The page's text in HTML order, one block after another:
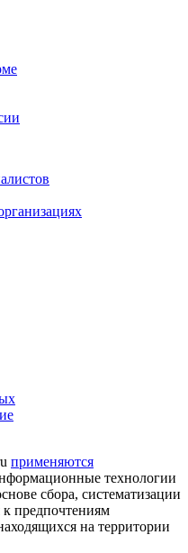
применяются
технологии
сбора, систематизации
к предпочтениям
на территории